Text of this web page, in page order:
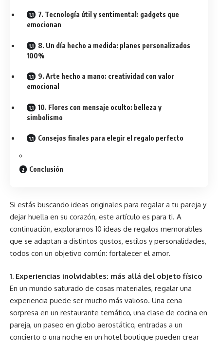
7. Tecnología útil y sentimental: gadgets que
emocionan
8. Un día hecho a medida: planes personalizados
100%
9. Arte hecho a mano: creatividad con valor
emocional
10. Flores con mensaje oculto: belleza y
simbolismo
Consejos finales para elegir el regalo perfecto
Conclusión
Si estás buscando ideas originales para regalar a tu pareja y
dejar huella en su corazón, este artículo es para ti. A
continuación, exploramos 10 ideas de regalos memorables
que se adaptan a distintos gustos, estilos y personalidades,
todos con un objetivo común: fortalecer el amor.
1. Experiencias inolvidables: más allá del objeto físico
En un mundo saturado de cosas materiales, regalar una
experiencia puede ser mucho más valioso. Una cena
sorpresa en un restaurante temático, una clase de cocina en
pareja, un paseo en globo aerostático, entradas a un
concierto o una noche en un hotel boutique pueden crear